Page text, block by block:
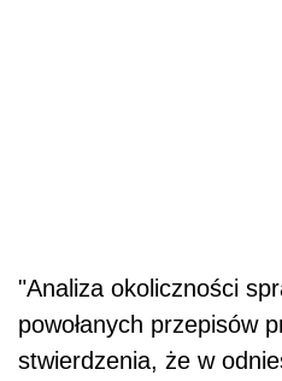
"Analiza okoliczności
powołanych przepisów
stwierdzenia, że w